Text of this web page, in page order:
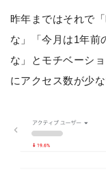
昨年まではそれで
な」「今月は1年前
な」とモチベーシ
にアクセス数が少な